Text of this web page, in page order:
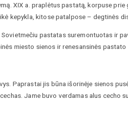
XIX a. praplėtus pastatą, korpuse
kepykla, kitose patalpose – degtinės
pastatas suremontuotas ir
miesto sienos ir renesansinės
Paprastai jis būna išorinėje sienos
Jame buvo verdamas alus cecho